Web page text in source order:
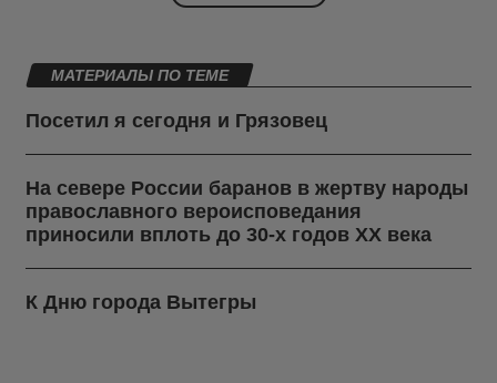
МАТЕРИАЛЫ ПО ТЕМЕ
Посетил я сегодня и Грязовец
На севере России баранов в жертву народы
православного вероисповедания
приносили вплоть до 30-х годов ХХ века
К Дню города Вытегры